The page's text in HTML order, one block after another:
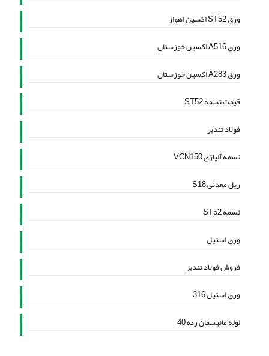
ورق ST52 اکسین اهواز
ورق A516 اکسین خوزستان
ورق A283 اکسین خوزستان
قیمت تسمه ST52
فولاد تندبر
تسمه آلیاژی VCN150
ریل معدنی S18
تسمه ST52
ورق استیل
فروش فولاد تندبر
ورق استیل 316
لوله مانیسمان رده 40